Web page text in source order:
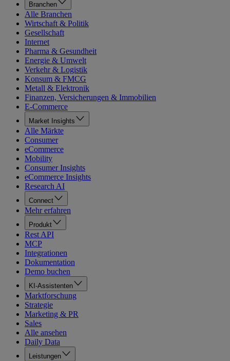
Branchen
Alle Branchen
Wirtschaft & Politik
Gesellschaft
Internet
Pharma & Gesundheit
Energie & Umwelt
Verkehr & Logistik
Konsum & FMCG
Metall & Elektronik
Finanzen, Versicherungen & Immobilien
E-Commerce
Market Insights
Alle Märkte
Consumer
eCommerce
Mobility
Consumer Insights
eCommerce Insights
Research AI
Connect
Mehr erfahren
Produkt
Rest API
MCP
Integrationen
Dokumentation
Demo buchen
KI-Assistenten
Marktforschung
Strategie
Marketing & PR
Sales
Alle ansehen
Daily Data
Leistungen